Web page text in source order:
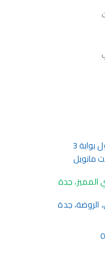
بوابة 3
مانويل
جدة
جدة